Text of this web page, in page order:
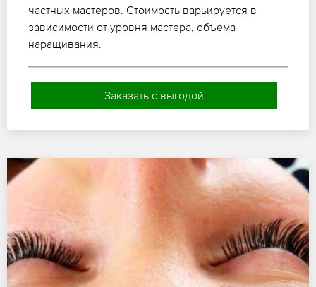
частных мастеров. Стоимость варьируется в
зависимости от уровня мастера, объема
наращивания.
Заказать с выгодой